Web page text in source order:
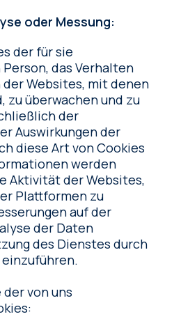
oder Messung:
der für sie
das Verhalten
Websites, mit denen
zu überwachen und zu
der
Auswirkungen der
diese Art von Cookies
werden
Aktivität der Websites,
Plattformen zu
auf der
der Daten
des Dienstes durch
von uns